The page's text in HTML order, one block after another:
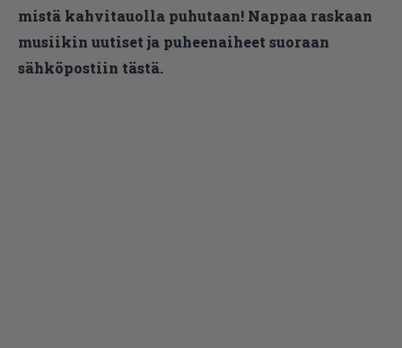
mistä kahvitauolla puhutaan! Nappaa raskaan
musiikin uutiset ja puheenaiheet suoraan
sähköpostiin tästä.